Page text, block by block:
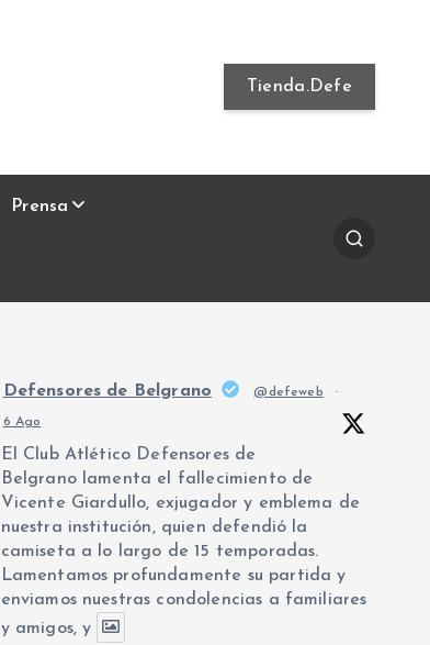
Tienda.Defe
Prensa
Defensores de Belgrano @defeweb ·
6 Ago
El Club Atlético Defensores de
Belgrano lamenta el fallecimiento de
Vicente Giardullo, exjugador y emblema de
nuestra institución, quien defendió la
camiseta a lo largo de 15 temporadas.
Lamentamos profundamente su partida y
enviamos nuestras condolencias a familiares
y amigos, y